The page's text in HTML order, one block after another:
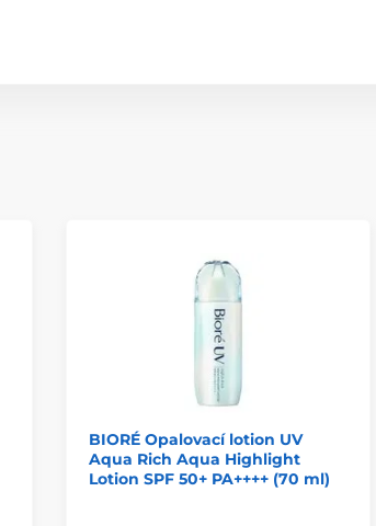
BIORÉ Opalovací lotion UV
Aqua Rich Aqua Highlight
Lotion SPF 50+ PA++++ (70 ml)